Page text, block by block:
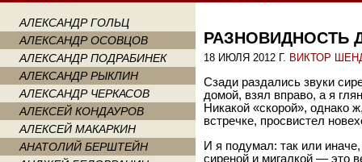
АЛЕКСАНДР ГОЛЬЦ
АЛЕКСАНДР ОСОВЦОВ
АЛЕКСАНДР ПОДРАБИНЕК
АЛЕКСАНДР РЫКЛИН
АЛЕКСАНДР ЧЕРКАСОВ
АЛЕКСЕЙ КОНДАУРОВ
АЛЕКСЕЙ МАКАРКИН
АНАТОЛИЙ БЕРШТЕЙН
РАЗНОВИДНОСТЬ
18 ИЮЛЯ 2012 Г. ВИКТОР
Сзади раздались звуки
домой, взял вправо, а я
Никакой «скорой», однако
встречке, просвистел
И я подумал: так или
сиреной и мигалкой — это